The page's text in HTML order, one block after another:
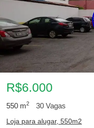
R$6.000
550 m2 30 Vagas
Loja para alugar, 550m2